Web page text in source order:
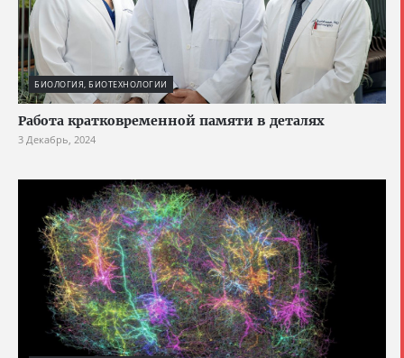
БИОЛОГИЯ, БИОТЕХНОЛОГИИ
Работа кратковременной памяти в деталях
3 Декабрь, 2024